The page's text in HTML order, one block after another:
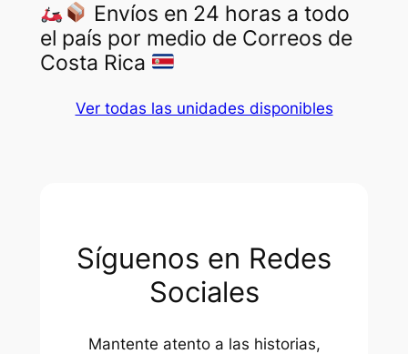
Envíos en 24 horas a todo
el país por medio de Correos de
Costa Rica
Ver todas las unidades disponibles
Síguenos en Redes
Sociales
Mantente atento a las historias,